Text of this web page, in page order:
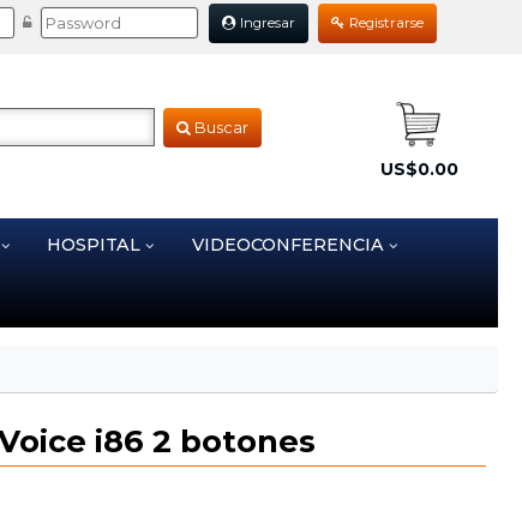
Ingresar Registrarse
Buscar
US$0.00
HOSPITAL VIDEOCONFERENCIA
i86 2 botones